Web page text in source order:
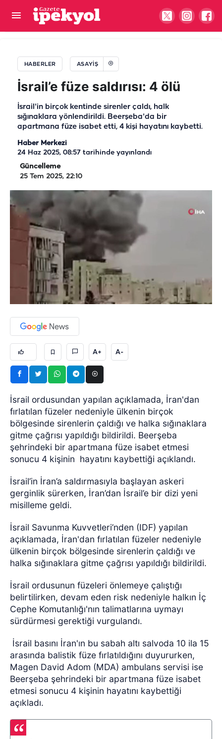
HABERLER ASAYIŞ
İsrail’e füze saldırısı: 4 ölü
İsrail'in birçok kentinde sirenler çaldı, halk
sığınaklara yönlendirildi. Beerşeba'da bir
apartmana füze isabet etti, 4 kişi hayatını kaybetti.
Haber Merkezi
24 Haz 2025, 08:57 tarihinde yayınlandı
Güncelleme
25 Tem 2025, 22:10
A+ A-
İsrail ordusundan yapılan açıklamada, İran'dan
fırlatılan füzeler nedeniyle ülkenin birçok
bölgesinde sirenlerin çaldığı ve halka sığınaklara
gitme çağrısı yapıldığı bildirildi. Beerşeba
şehrindeki bir apartmana füze isabet etmesi
sonucu 4 kişinin hayatını kaybettiği açıklandı.
İsrail’in İran’a saldırmasıyla başlayan askeri
gerginlik sürerken, İran’dan İsrail’e bir dizi yeni
misilleme geldi.
İsrail Savunma Kuvvetleri’nden (IDF) yapılan
açıklamada, İran'dan fırlatılan füzeler nedeniyle
ülkenin birçok bölgesinde sirenlerin çaldığı ve
halka sığınaklara gitme çağrısı yapıldığı bildirildi.
İsrail ordusunun füzeleri önlemeye çalıştığı
belirtilirken, devam eden risk nedeniyle halkın İç
Cephe Komutanlığı'nın talimatlarına uymayı
sürdürmesi gerektiği vurgulandı.
İsrail basını İran'ın bu sabah altı salvoda 10 ila 15
arasında balistik füze fırlatıldığını duyururken,
Magen David Adom (MDA) ambulans servisi ise
Beerşeba şehrindeki bir apartmana füze isabet
etmesi sonucu 4 kişinin hayatını kaybettiği
açıkladı.
Bakan Gürlek: Yasa dışı bahiste 33 kişi hakkında